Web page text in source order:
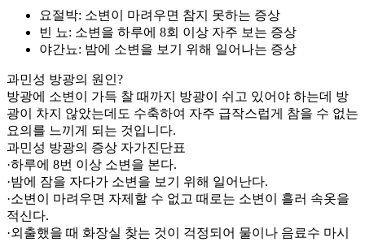
요절박: 소변이 마려우면 참지 못하는 증상
빈 뇨: 소변을 하루에 8회 이상 자주 보는 증상
야간뇨: 밤에 소변을 보기 위해 일어나는 증상
과민성 방광의 원인?
방광에 소변이 가득 찰 때까지 방광이 쉬고 있어야 하는데 방
광이 차지 않았는데도 수축하여 자주 급작스럽게 참을 수 없는
요의를 느끼게 되는 것입니다.
과민성 방광의 증상 자가진단표
·하루에 8번 이상 소변을 본다.
·밤에 잠을 자다가 소변을 보기 위해 일어난다.
·소변이 마려우면 자제할 수 없고 때로는 소변이 흘러 속옷을
적신다.
·외출했을 때 화장실 찾는 것이 걱정되어 물이나 음료수 마시